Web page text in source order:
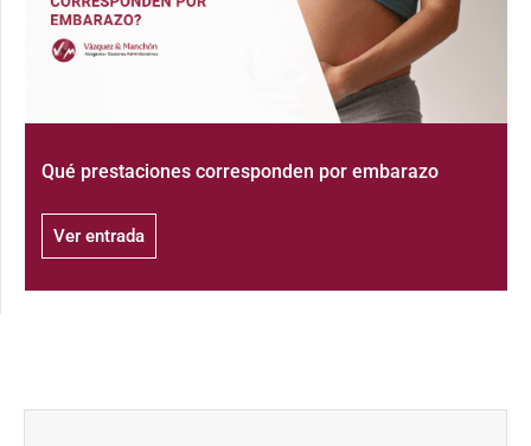
Qué prestaciones corresponden por embarazo
Ver entrada